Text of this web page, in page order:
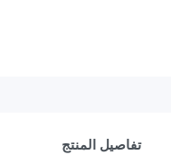
تفاصيل المنتج